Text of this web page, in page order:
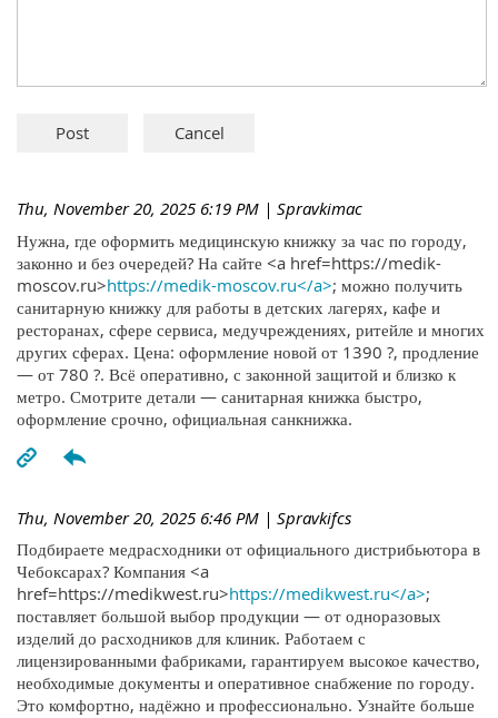
Thu, November 20, 2025 6:19 PM | Spravkimac
Нужна, где оформить медицинскую книжку за час по городу,
законно и без очередей? На сайте <a href=https://medik-
moscov.ru>https://medik-moscov.ru</a>; можно получить
санитарную книжку для работы в детских лагерях, кафе и
ресторанах, сфере сервиса, медучреждениях, ритейле и многих
других сферах. Цена: оформление новой от 1390 ?, продление
— от 780 ?. Всё оперативно, с законной защитой и близко к
метро. Смотрите детали — санитарная книжка быстро,
оформление срочно, официальная санкнижка.
Thu, November 20, 2025 6:46 PM | Spravkifcs
Подбираете медрасходники от официального дистрибьютора в
Чебоксарах? Компания <a
href=https://medikwest.ru>https://medikwest.ru</a>;
поставляет большой выбор продукции — от одноразовых
изделий до расходников для клиник. Работаем с
лицензированными фабриками, гарантируем высокое качество,
необходимые документы и оперативное снабжение по городу.
Это комфортно, надёжно и профессионально. Узнайте больше